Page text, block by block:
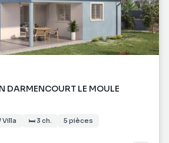
DARMENCOURT LE MOULE
Villa 🛏 3 ch. 5 pièces